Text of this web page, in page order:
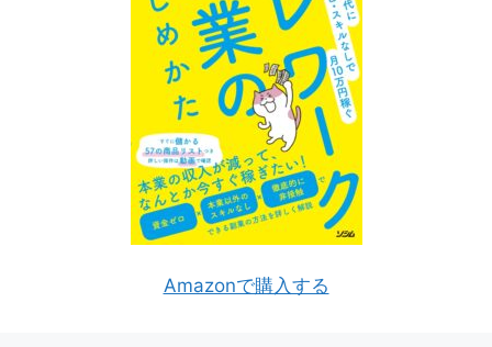
Amazonで購入する